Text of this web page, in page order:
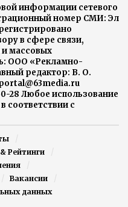
информации сетевого
номер СМИ: Эл
в сфере связи,
массовых
ООО «Рекламно-
редактор: В. О.
28 Любое использование
соответствии с
Рейтинги
Вакансии
данных